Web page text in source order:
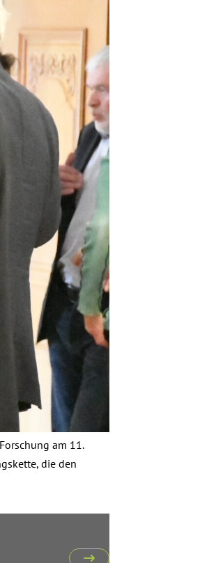
am 11.
die den